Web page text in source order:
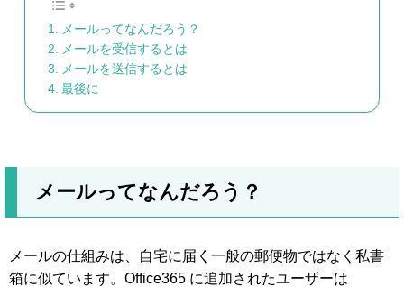
メールってなんだろう？
メールを受信するとは
メールを送信するとは
最後に
メールってなんだろう？
メールの仕組みは、自宅に届く一般の郵便物ではなく私書
箱に似ています。Office365 に追加されたユーザーは